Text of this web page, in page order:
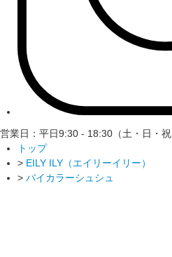
営業日：平日9:30 - 18:30（土・日・祝
トップ
> EILY ILY（エイリーイリー）
> バイカラーシュシュ